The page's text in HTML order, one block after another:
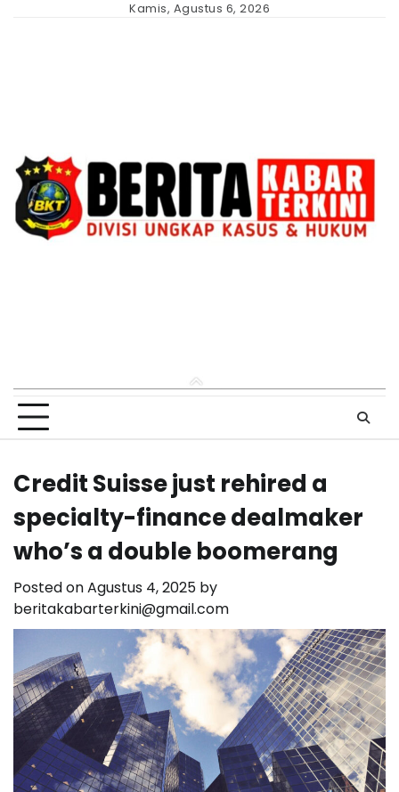
Kamis, Agustus 6, 2026
Credit Suisse just rehired a
specialty-finance dealmaker
who’s a double boomerang
Posted onAgustus 4, 2025 by
beritakabarterkini@gmail.com